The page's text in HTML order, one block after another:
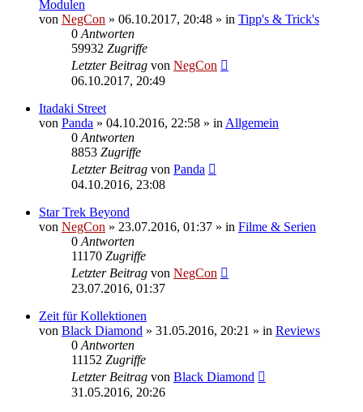
Modulen
von NegCon » 06.10.2017, 20:48 » in Tipp's & Trick's
0Antworten
59932 Zugriffe
Letzter Beitrag von NegCon
06.10.2017, 20:49
Itadaki Street
von Panda » 04.10.2016, 22:58 » inAllgemein
0Antworten
8853 Zugriffe
Letzter Beitrag von Panda
04.10.2016, 23:08
Star Trek Beyond
von NegCon » 23.07.2016, 01:37 » in Filme & Serien
0Antworten
11170 Zugriffe
Letzter Beitrag von NegCon
23.07.2016, 01:37
Zeit für Kollektionen
von Black Diamond » 31.05.2016, 20:21 » in Reviews
0Antworten
11152 Zugriffe
Letzter Beitrag von Black Diamond
31.05.2016, 20:26